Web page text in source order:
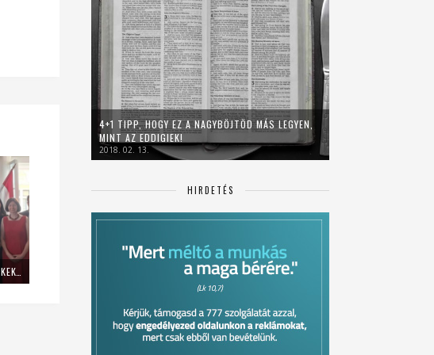
ÖKUMENIKUS EGYSÉG A GYERMEKEKÉRT: RUBOVSZKY RITA VEZETÉSÉVEL TÁRGYALTAK AZ EGYHÁZI ISKOLÁK JÖVŐJÉRŐL
4+1 TIPP, HOGY EZ A NAGYBÖJTÖD MÁS LEGYEN,
MINT AZ EDDIGIEK!
2018. 02. 13.
HIRDETÉS